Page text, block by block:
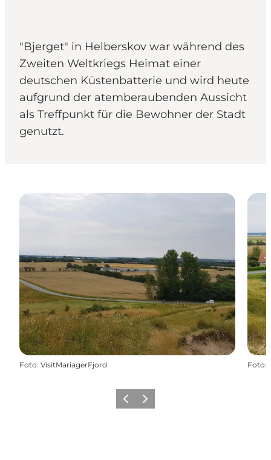
"Bjerget" in Helberskov war während des
Zweiten Weltkriegs Heimat einer
deutschen Küstenbatterie und wird heute
aufgrund der atemberaubenden Aussicht
als Treffpunkt für die Bewohner der Stadt
genutzt.
Foto: VisitMariagerFjord Foto:
Vorherige Folie
Nächste Folie